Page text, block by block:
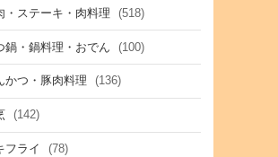
・ステーキ・肉料理 (518)
鍋・鍋料理・おでん (100)
かつ・豚肉料理 (136)
(142)
フライ (78)